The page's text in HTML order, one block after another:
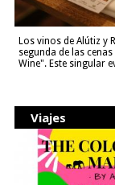
Los vinos de Alútiz y
segunda de las
Wine". Este singular
Viajes